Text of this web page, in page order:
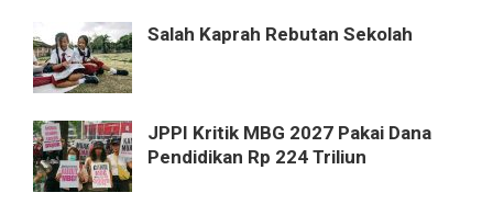
Salah Kaprah Rebutan Sekolah
JPPI Kritik MBG 2027 Pakai Dana
Pendidikan Rp 224 Triliun